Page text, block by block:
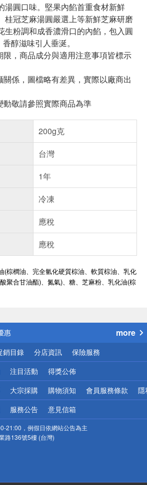
湯圓口味。堅果內餡首重食材新鮮
桂冠芝麻湯圓嚴選上等新鮮芝麻研磨
生粉調和成香濃滑口的內餡，包入圓
醇滋味引人垂涎。
限，商品成分與適用注意事項皆標示
係，圖檔略有差異，實際以廠商出
動敬請參照實際商品為準
200g克
台灣
1年
冷凍
應稅
應稅
(棕櫚油、完全氫化硬質棕油、軟質棕油、乳化
聚合甘油酯)、氮氣)、糖、芝麻粉、乳化油(棕
配送
題
惠
區配送
頁！請小心！
more
銷目錄 分店資訊 保險服務
注目活動 得獎公佈
大宗採購 購物須知 會員服務條款 隱
服務公告 意見信箱
21:00，例假日依網站公告為主
路136號5樓 (台灣)